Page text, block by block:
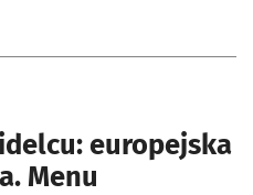
europejska
Menu